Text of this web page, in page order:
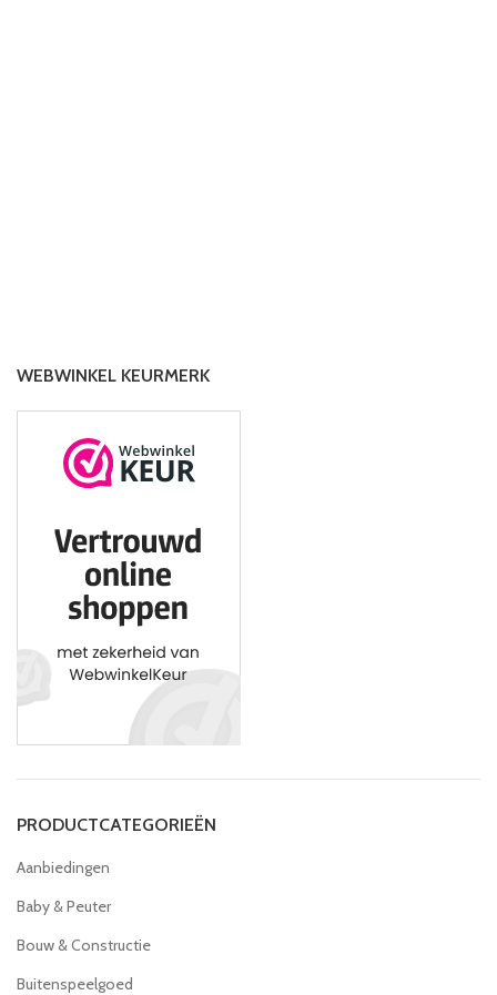
WEBWINKEL KEURMERK
PRODUCTCATEGORIEËN
Aanbiedingen
Baby & Peuter
Bouw & Constructie
Buitenspeelgoed